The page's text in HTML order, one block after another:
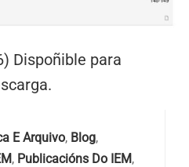
Dispoñible para
E Arquivo, Blog,
, Publicacións Do IEM,